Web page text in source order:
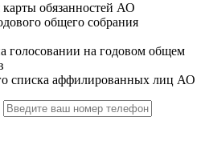
карты обязанностей АО
общего собрания
голосовании на годовом общем
списка аффилированных лиц АО